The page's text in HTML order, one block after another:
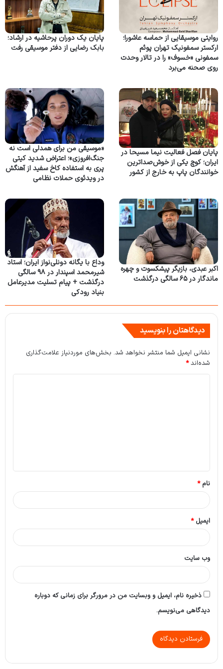
روایتی موسیقایی از حماسه عاشورا؛
ارکستر سمفونیک تهران پوئم
سمفونی «خسوف» را در تالار وحدت
روی صحنه می‌برد
پایان یک دوران پرحاشیه در ارشاد؛
بابک رضایی از دفتر موسیقی رفت
پایان فصل فعالیت نیما مسیحا در
ایران؛ کوچ یکی از خوش‌صداترین
خوانندگان پاپ به خارج از کشور
«موسیقی من برای همدلی است نه
جنگ‌افروزی»؛ اعتراض شدید کیتی
پری به استفاده کاخ سفید از آهنگش
در ویدئوی حملات نظامی
اکبر عبدی، بازیگر پیشکسوت و چهره
ماندگار در ۶۵ سالگی درگذشت
وداع با یگانه دونلی‌نواز ایران؛ استاد
شیرمحمد اسپندار در ۹۸ سالگی
درگذشت + پیام تسلیت مدیرعامل
بنیاد رودکی
دیدگاهتان را بنویسید
نشانی ایمیل شما منتشر نخواهد شد. بخش‌های موردنیاز علامت‌گذاری
شده‌اند*
*
نام*
ایمیل*
وب‌ سایت
ذخیره نام، ایمیل و وبسایت من در مرورگر برای زمانی که دوباره
دیدگاهی می‌نویسم.